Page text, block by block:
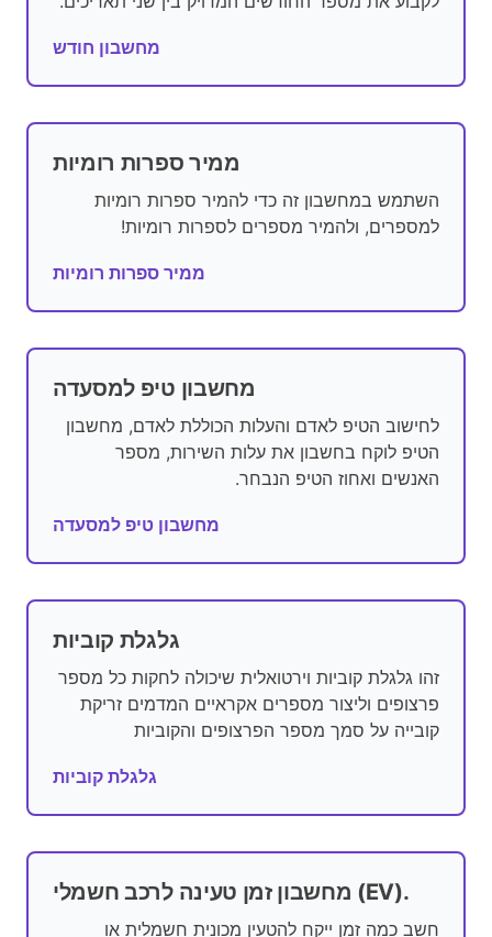
מחשבון חודש
ממיר ספרות רומיות
השתמש במחשבון זה כדי להמיר ספרות רומיות
למספרים, ולהמיר מספרים לספרות רומיות!
ממיר ספרות רומיות
מחשבון טיפ למסעדה
לחישוב הטיפ לאדם והעלות הכוללת לאדם, מחשבון
הטיפ לוקח בחשבון את עלות השירות, מספר
האנשים ואחוז הטיפ הנבחר.
מחשבון טיפ למסעדה
גלגלת קוביות
זהו גלגלת קוביות וירטואלית שיכולה לחקות כל מספר
פרצופים וליצור מספרים אקראיים המדמים זריקת
קובייה על סמך מספר הפרצופים והקוביות
גלגלת קוביות
מחשבון זמן טעינה לרכב חשמלי (EV).
חשב כמה זמן ייקח להטעין מכונית חשמלית או